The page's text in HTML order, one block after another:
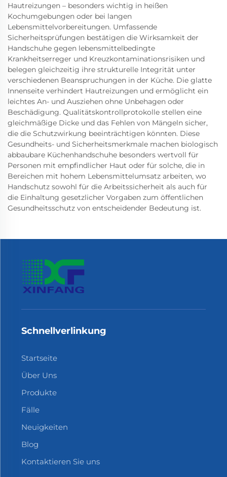
Hautreizungen – besonders wichtig in heißen
Kochumgebungen oder bei langen
Lebensmittelvorbereitungen. Umfassende
Sicherheitsprüfungen bestätigen die Wirksamkeit der
Handschuhe gegen lebensmittelbedingte
Krankheitserreger und Kreuzkontaminationsrisiken und
belegen gleichzeitig ihre strukturelle Integrität unter
verschiedenen Beanspruchungen in der Küche. Die glatte
Innenseite verhindert Hautreizungen und ermöglicht ein
leichtes An- und Ausziehen ohne Unbehagen oder
Beschädigung. Qualitätskontrollprotokolle stellen eine
gleichmäßige Dicke und das Fehlen von Mängeln sicher,
die die Schutzwirkung beeinträchtigen könnten. Diese
Gesundheits- und Sicherheitsmerkmale machen biologisch
abbaubare Küchenhandschuhe besonders wertvoll für
Personen mit empfindlicher Haut oder für solche, die in
Bereichen mit hohem Lebensmittelumsatz arbeiten, wo
Handschutz sowohl für die Arbeitssicherheit als auch für
die Einhaltung gesetzlicher Vorgaben zum öffentlichen
Gesundheitsschutz von entscheidender Bedeutung ist.
Schnellverlinkung
Startseite
Über Uns
Produkte
Fälle
Neuigkeiten
Blog
Kontaktieren Sie uns